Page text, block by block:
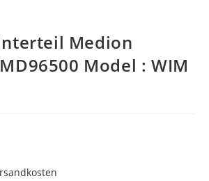
Medion
Model : WIM